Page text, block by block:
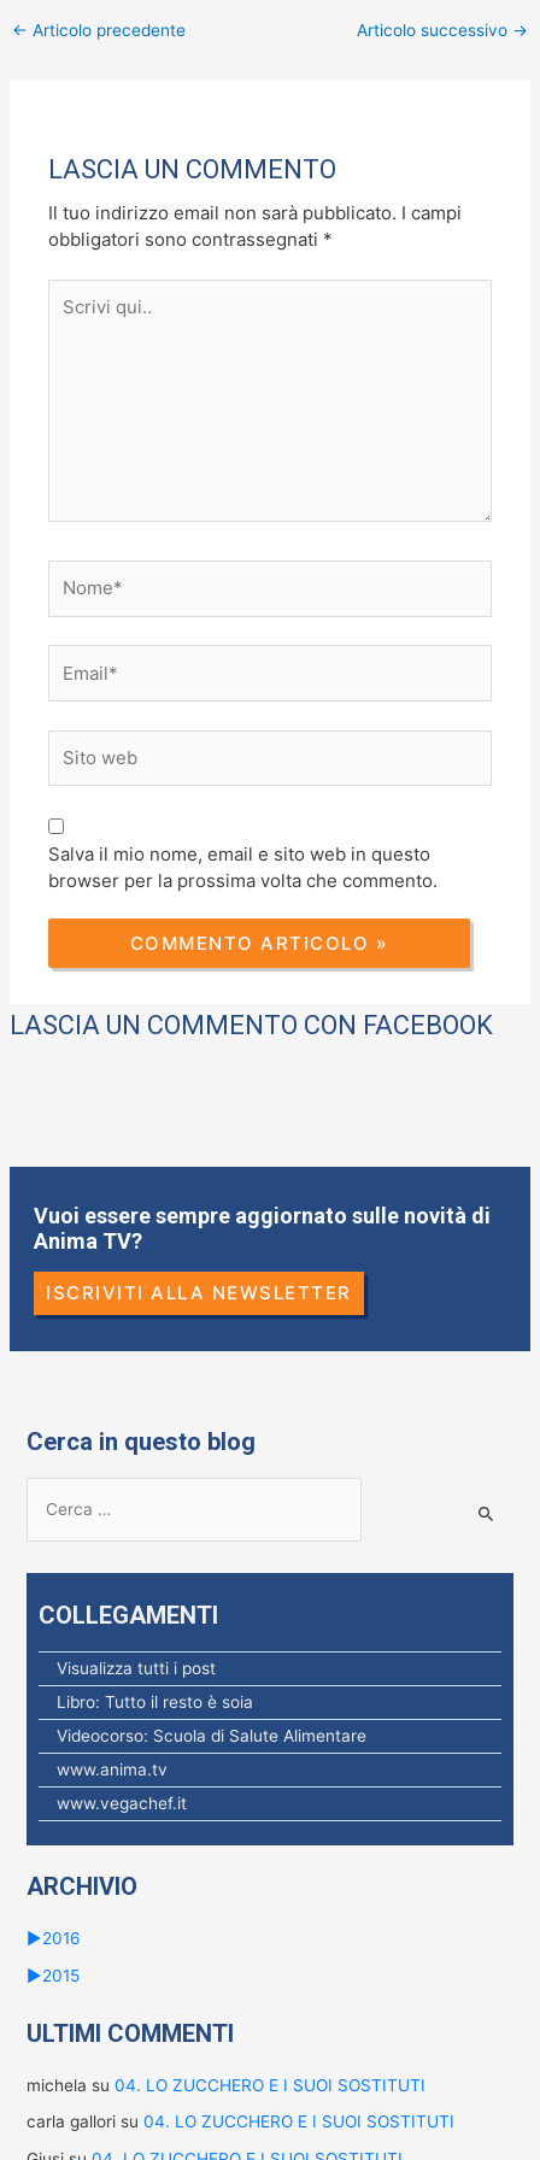
e
o
k
o
n
l
← Articolo precedente Articolo successivo →
LASCIA UN COMMENTO
Il tuo indirizzo email non sarà pubblicato. I campi
obbligatori sono contrassegnati *
qui..
web
Salva il mio nome, email e sito web in questo
browser per la prossima volta che commento.
LASCIA UN COMMENTO CON FACEBOOK
Vuoi essere sempre aggiornato sulle novità di
Anima TV?
ISCRIVITI ALLA NEWSLETTER
Cerca in questo blog
COLLEGAMENTI
Visualizza tutti i post
Libro: Tutto il resto è soia
Videocorso: Scuola di Salute Alimentare
www.anima.tv
www.vegachef.it
ARCHIVIO
►2016
►2015
ULTIMI COMMENTI
michela su 04. LO ZUCCHERO E I SUOI SOSTITUTI
carla gallorisu 04. LO ZUCCHERO E I SUOI SOSTITUTI